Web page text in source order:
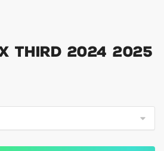
2024 2025